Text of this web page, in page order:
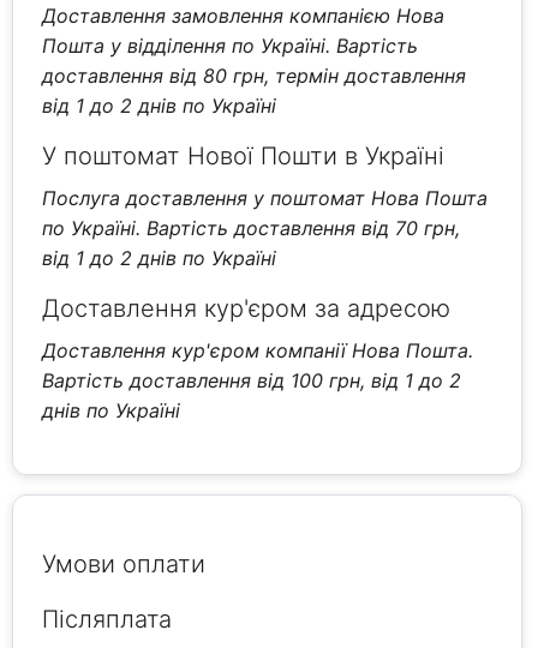
Доставлення замовлення компанією Нова
Пошта у відділення по Україні. Вартість
доставлення від 80 грн, термін доставлення
від 1 до 2 днів по Україні
У поштомат Нової Пошти в Україні
Послуга доставлення у поштомат Нова Пошта
по Україні. Вартість доставлення від 70 грн,
від 1 до 2 днів по Україні
Доставлення кур'єром за адресою
Доставлення кур'єром компанії Нова Пошта.
Вартість доставлення від 100 грн, від 1 до 2
днів по Україні
Умови оплати
Післяплата